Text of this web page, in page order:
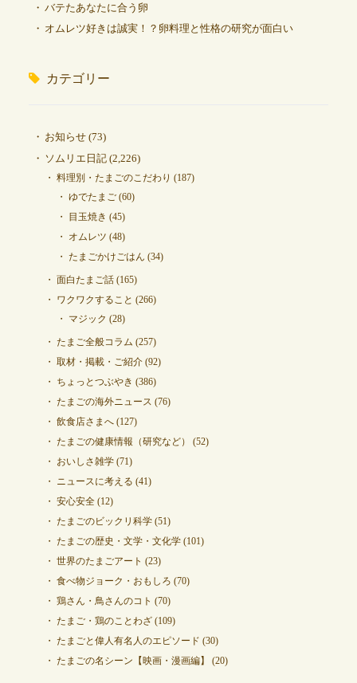
バテたあなたに合う卵
オムレツ好きは誠実！？卵料理と性格の研究が面白い
カテゴリー
お知らせ(73)
ソムリエ日記(2,226)
料理別・たまごのこだわり (187)
ゆでたまご(60)
目玉焼き (45)
オムレツ (48)
たまごかけごはん (34)
面白たまご話(165)
ワクワクすること (266)
マジック (28)
たまご全般コラム (257)
取材・掲載・ご紹介(92)
ちょっとつぶやき (386)
たまごの海外ニュース (76)
飲食店さまへ(127)
たまごの健康情報（研究など）
(52)
おいしさ雑学(71)
ニュースに考える (41)
安心安全(12)
たまごのビックリ科学(51)
たまごの歴史・文学・文化学(101)
世界のたまごアート (23)
食べ物ジョーク・おもしろ (70)
鶏さん・鳥さんのコト (70)
たまご・鶏のことわざ(109)
たまごと偉人有名人のエピソード (30)
たまごの名シーン【映画・漫画編】
(20)